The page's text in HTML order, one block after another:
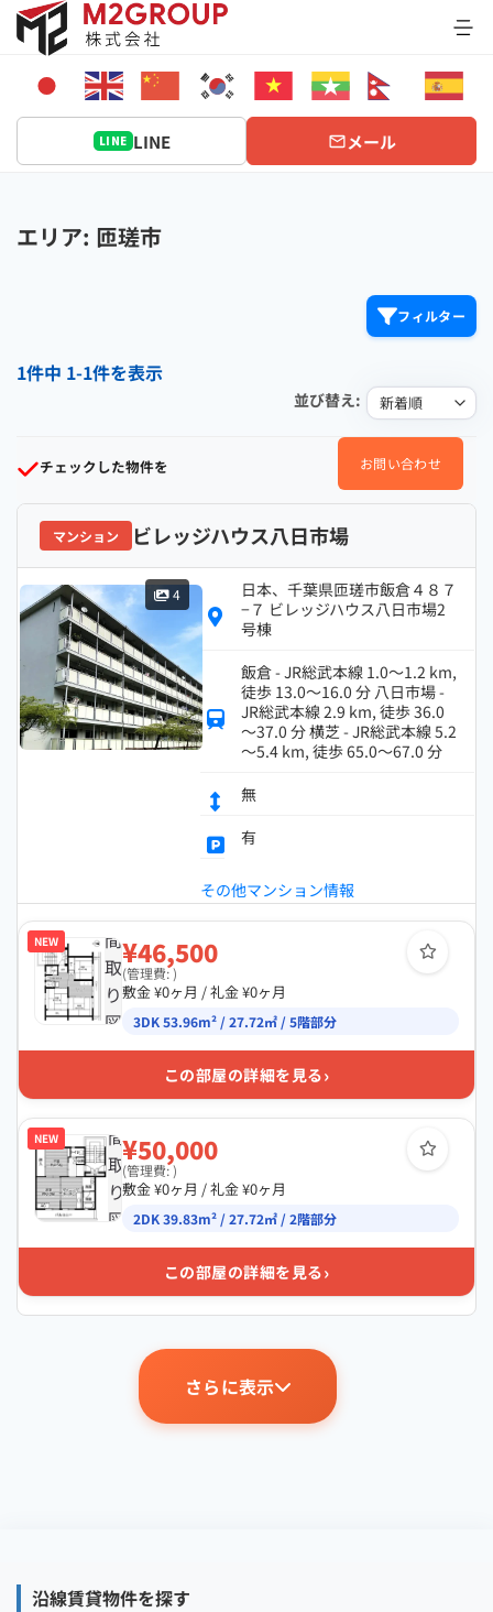
Bỏ
qua
dung
LINE LINE メール
エリア: 匝瑳市
フィルター
1件中 1-1件を表示
並び替え:
チェックした物件を お問い合わせ
マンション ビレッジハウス八日市場
4
日本、千葉県匝瑳市飯倉４８７
−７ ビレッジハウス八日市場2
号棟
飯倉 - JR総武本線 1.0～1.2 km,
徒歩 13.0～16.0 分 八日市場 -
JR総武本線 2.9 km, 徒歩 36.0
～37.0 分 横芝 - JR総武本線 5.2
～5.4 km, 徒歩 65.0～67.0 分
無
有
その他マンション情報
NEW
間
取
り
図
¥46,500
(管理費: )
敷金 ¥0ヶ月 / 礼金 ¥0ヶ月
3DK 53.96m² / 27.72㎡ / 5階部分
この部屋の詳細を見る›
NEW
間
取
り
図
¥50,000
(管理費: )
敷金 ¥0ヶ月 / 礼金 ¥0ヶ月
2DK 39.83m² / 27.72㎡ / 2階部分
この部屋の詳細を見る›
さらに表示
沿線賃貸物件を探す